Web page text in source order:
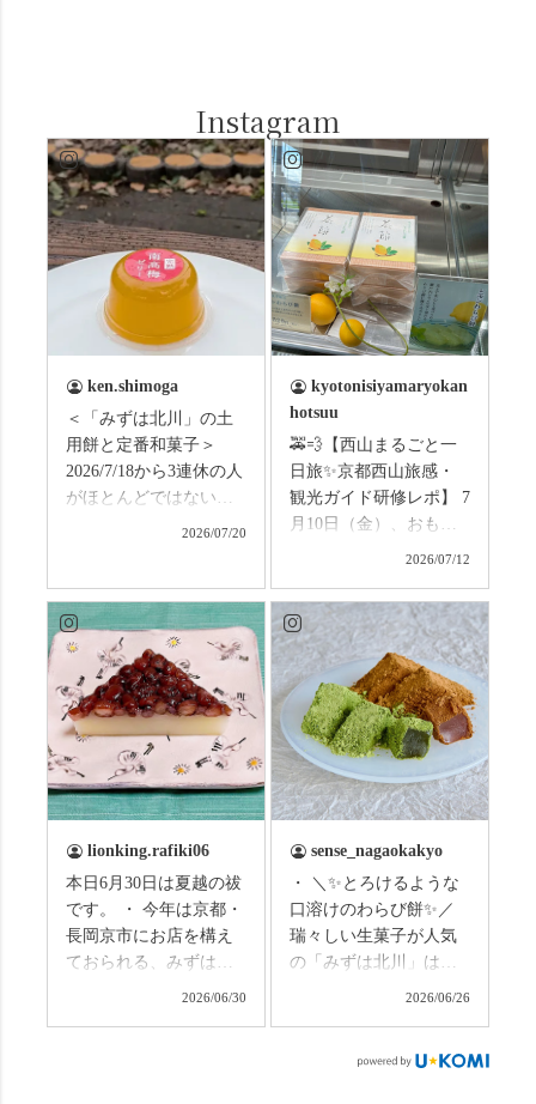
Instagram
ken.shimoga
＜「みずは北川」の土
用餅と定番和菓子＞
2026/7/18から3連休の人
がほとんどではないか
と思います。みなさん
ものすごい暑さが続き
ますので、熱中症にな
らないようお互いに気
をつけましょう。 3連休
まずは「みずは北川」
の和菓子の紹介から。
（写真2枚目から） ・土
用餅（2個入） 暑気払
い、厄払いとして夏の
土用入りにいただくと
今年の土用の入りは7/20
だそうです。連休最終
日、時間のある人はぜ
ひこの機会に食べてみ
なこ） •わらび餅（抹
2026/07/20
kyotonisiyamaryokan
hotsuu
🚕💨【西山まるごと一
日旅✨京都西山旅感・
観光ガイド研修レポ】 7
月10日（金）、おもて
なしタクシーの日高順
西山の魅力をぎゅっと
詰め込んだ観光ガイド
研修に行ってきまし
た！ 🎋スタートは「竹
の径」。 頭上を覆う竹
のトンネルに一歩入る
と、空気がすっと涼し
くなって、聞こえるの
は葉ずれの音だけ。嵐
山の竹林に絶対負けて
れ違うのは犬の散歩の
方くらい。この静け
さ、贅沢すぎません
か…？ここを独り占め
できるのが西山なんで
す。 ⛩️続いて「大原野
神社」へ。 延暦3年
2026/07/12
lionking.rafiki06
本日6月30日は夏越の祓
です。 ・ 今年は京都・
長岡京市にお店を構え
ておられる、みずは北
2026/06/30
sense_nagaokakyo
・ ＼✨とろけるような
口溶けのわらび餅✨／
瑞々しい生菓子が人気
の「みずは北川」は、
ました⛲️ 創業から30余
2026/06/26